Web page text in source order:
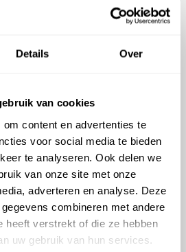
Details Over
van cookies
content en advertenties te
voor social media te bieden
te analyseren. Ook delen we
van onze site met onze
adverteren en analyse. Deze
combineren met andere
heeft verstrekt of die ze hebben
uw gebruik van hun services.
KENNIS EN HULP
Klantenservice
Kennisbank
geleverd met eigen transport